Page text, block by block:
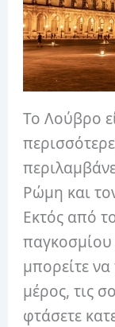
Το Λούβρο
Ρώμη και
Εκτός από
μπορείτε
μέρος, τις
φτάσετε